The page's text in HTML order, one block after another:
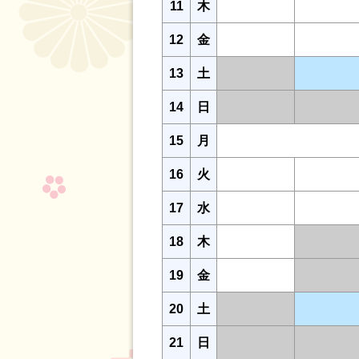
11 木
12 金
13 土
14 日
15 月
16 火
17 水
18 木
19 金
20 土
21 日